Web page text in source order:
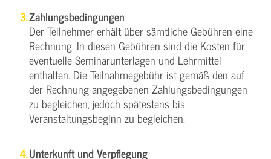
Zahlungsbedingungen
Der Teilnehmer erhält über sämtliche Gebühren eine
Rechnung. In diesen Gebühren sind die Kosten für
eventuelle Seminarunterlagen und Lehrmittel
enthalten. Die Teilnahmegebühr ist gemäß den auf
der Rechnung angegebenen Zahlungsbedingungen
zu begleichen, jedoch spätestens bis
Veranstaltungsbeginn zu begleichen.
Unterkunft und Verpflegung